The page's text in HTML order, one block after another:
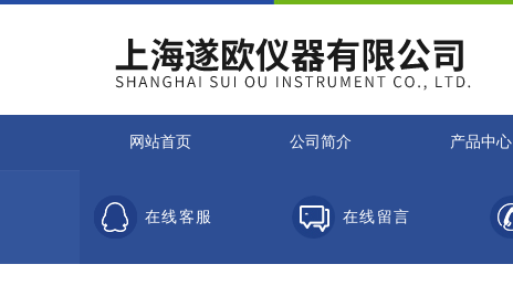
网站首页 公司简介 产品中心
在线客服 在线留言